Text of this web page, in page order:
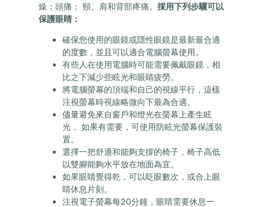
燥；頭痛； 頸、肩和背部疼痛。 採用下列步驟可以
保護眼睛：
確保您使用的眼鏡或隱性眼鏡是最新最合適
的度數，並且可以適合電腦螢幕使用。
有些人在使用電腦時可能需要佩戴眼鏡，相
比之下減少些眩光和眼睛疲勞。
將電腦螢幕的頂端和自己的視線平行，這樣
注視螢幕時視線略微向下最為合適。
儘量避免來自窗戶和燈光在螢幕上產生眩
光， 如果有需要，可使用防眩光螢幕保護裝
置。
選擇一把舒適和能夠支撐的椅子，椅子高低
以雙腳能夠水平放在地面為宜。
如果眼睛覺得乾，可以眨眼數次，或合上眼
睛休息片刻。
注視電子螢幕每20分鐘，眼睛需要休息一